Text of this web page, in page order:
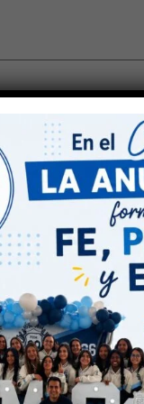
Nuestro
DE
a lo señalado